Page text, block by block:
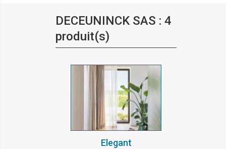
DECEUNINCK SAS : 4
produit(s)
Elegant